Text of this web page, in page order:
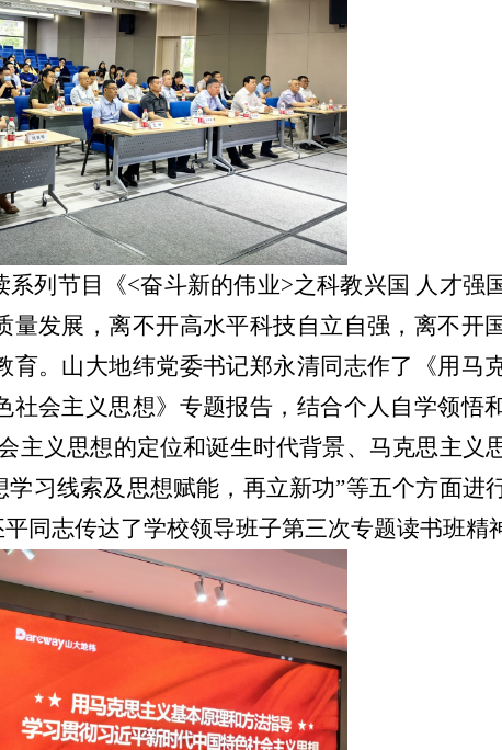
系列节目《<奋斗新的伟业>之科教兴国 人才强
发展，离不开高水平科技自立自强，离不开
。山大地纬党委书记郑永清同志作了《用马
会主义思想》专题报告，结合个人自学领悟
主义思想的定位和诞生时代背景、马克思主义
习线索及思想赋能，再立新功”等五个方面进
同志传达了学校领导班子第三次专题读书班精